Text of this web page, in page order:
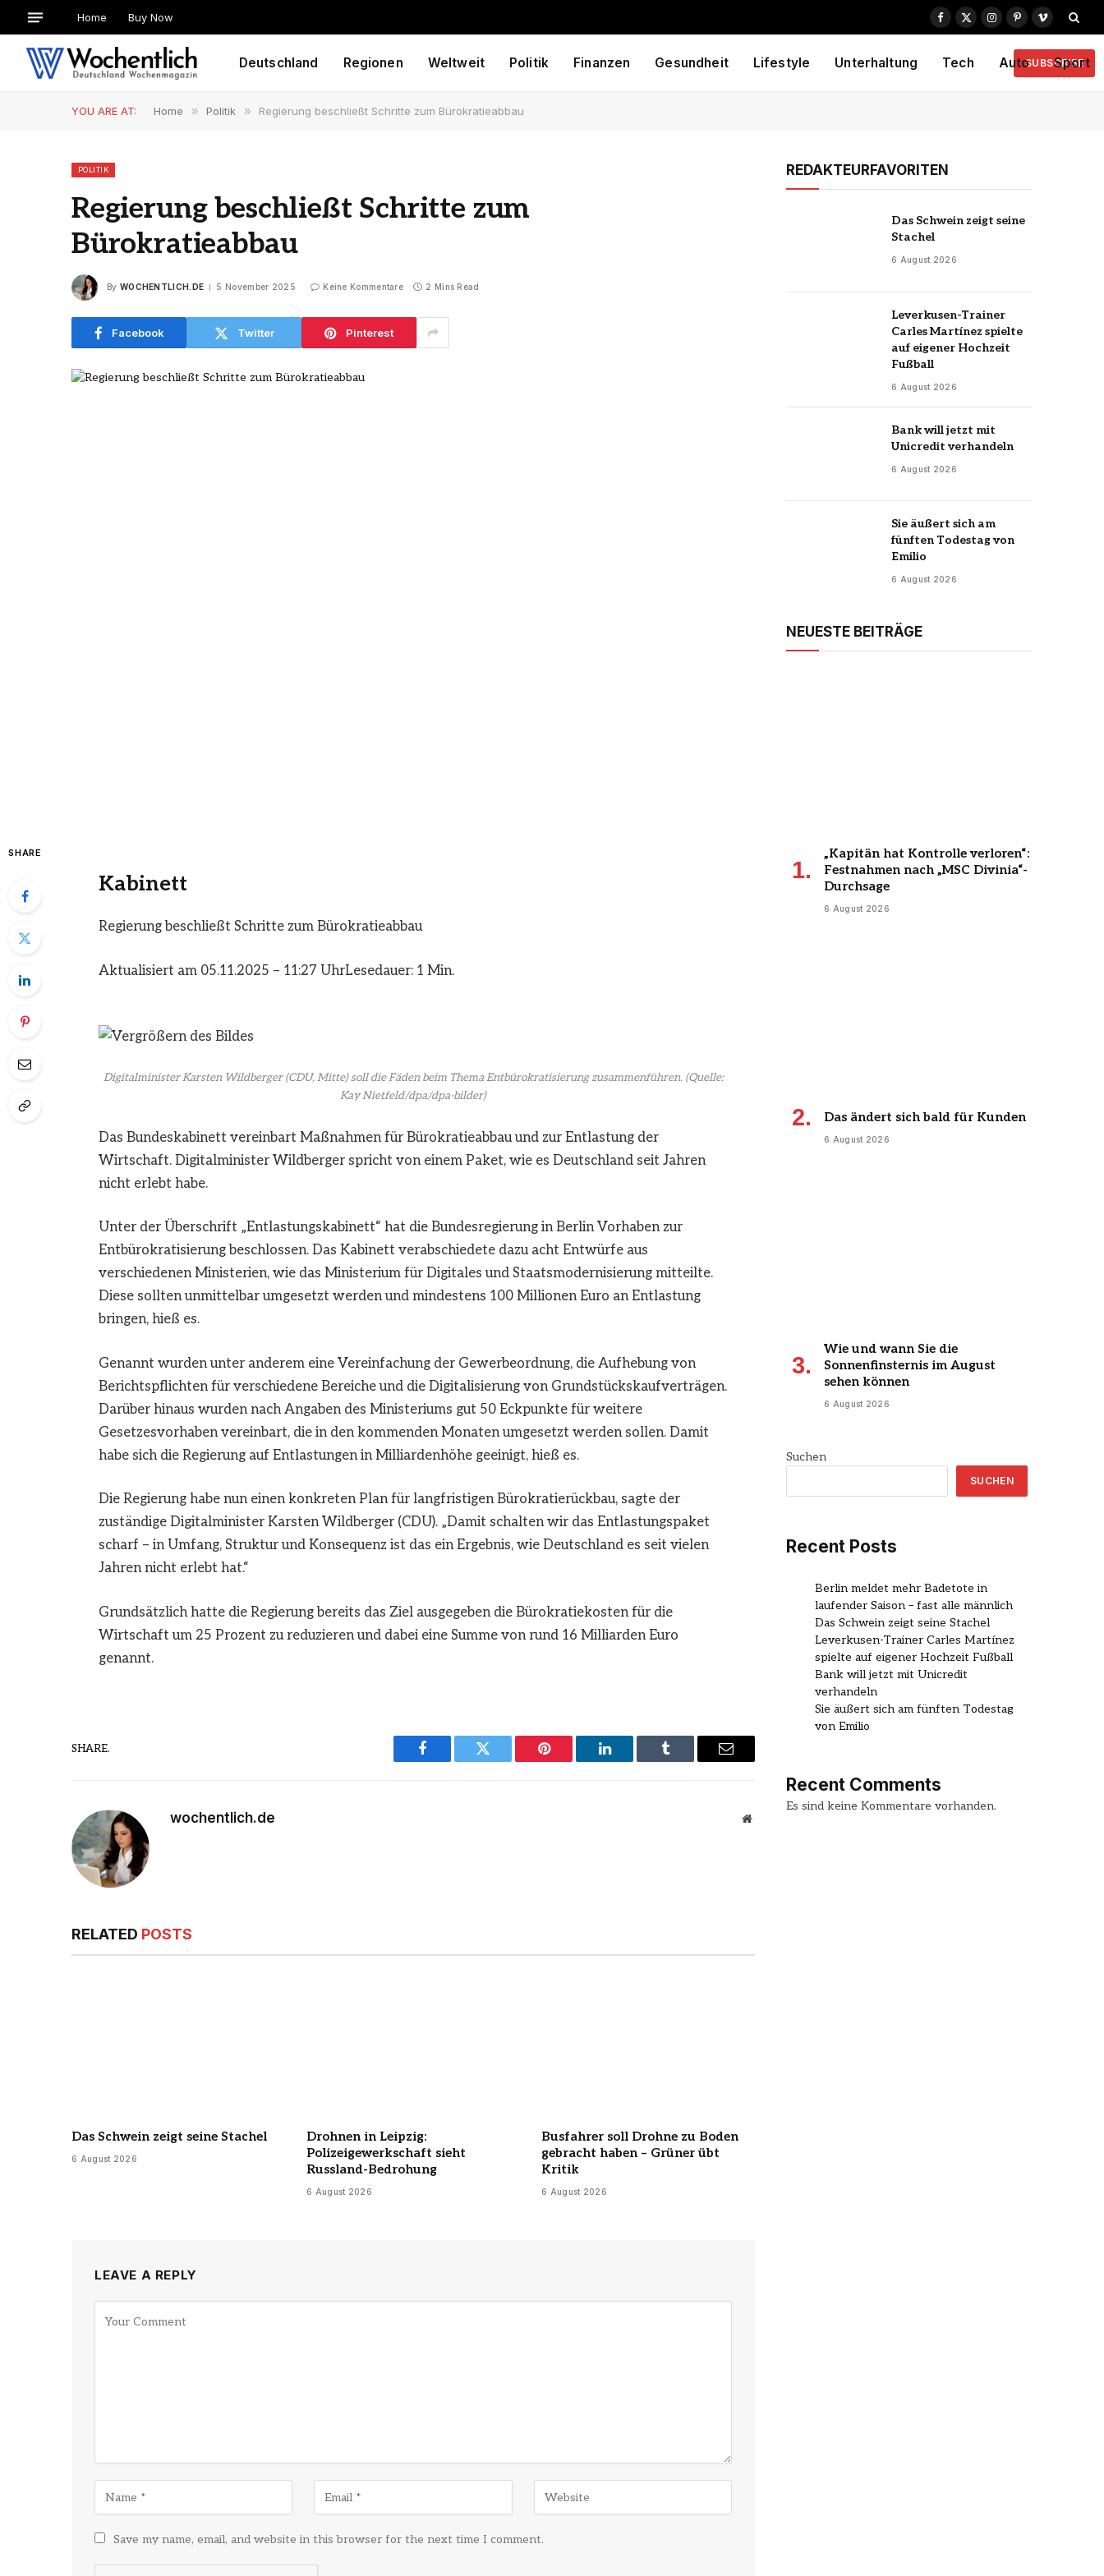
Home Buy Now
Facebook
X
Instagram
PinterestVimeo
Deutschland Regionen Weltweit Politik Finanzen Gesundheit Lifestyle Unterhaltung Tech Auto Sport
SUBSCRIBE
YOU ARE AT: Home » Politik » Regierung beschließt Schritte zum Bürokratieabbau
POLITIK
Regierung beschließt Schritte zum
Bürokratieabbau
By WOCHENTLICH.DE 5 November 2025 Keine Kommentare 2 Mins Read
Facebook Twitter Pinterest
SHARE
Kabinett
Regierung beschließt Schritte zum Bürokratieabbau
Aktualisiert am 05.11.2025 – 11:27 UhrLesedauer: 1 Min.
Digitalminister Karsten Wildberger (CDU, Mitte) soll die Fäden beim Thema Entbürokratisierung zusammenführen.(Quelle:
Kay Nietfeld/dpa/dpa-bilder)
Das Bundeskabinett vereinbart Maßnahmen für Bürokratieabbau und zur Entlastung der
Wirtschaft. Digitalminister Wildberger spricht von einem Paket, wie es Deutschland seit Jahren
nicht erlebt habe.
Unter der Überschrift „Entlastungskabinett“ hat die Bundesregierung in Berlin Vorhaben zur
Entbürokratisierung beschlossen. Das Kabinett verabschiedete dazu acht Entwürfe aus
verschiedenen Ministerien, wie das Ministerium für Digitales und Staatsmodernisierung mitteilte.
Diese sollten unmittelbar umgesetzt werden und mindestens 100 Millionen Euro an Entlastung
bringen, hieß es.
Genannt wurden unter anderem eine Vereinfachung der Gewerbeordnung, die Aufhebung von
Berichtspflichten für verschiedene Bereiche und die Digitalisierung von Grundstückskaufverträgen.
Darüber hinaus wurden nach Angaben des Ministeriums gut 50 Eckpunkte für weitere
Gesetzesvorhaben vereinbart, die in den kommenden Monaten umgesetzt werden sollen. Damit
habe sich die Regierung auf Entlastungen in Milliardenhöhe geeinigt, hieß es.
Die Regierung habe nun einen konkreten Plan für langfristigen Bürokratierückbau, sagte der
zuständige Digitalminister Karsten Wildberger (CDU). „Damit schalten wir das Entlastungspaket
scharf – in Umfang, Struktur und Konsequenz ist das ein Ergebnis, wie Deutschland es seit vielen
Jahren nicht erlebt hat.“
Grundsätzlich hatte die Regierung bereits das Ziel ausgegeben die Bürokratiekosten für die
Wirtschaft um 25 Prozent zu reduzieren und dabei eine Summe von rund 16 Milliarden Euro
genannt.
SHARE.
Facebook Twitter Pinterest LinkedIn Tumblr Email
wochentlich.de Website
RELATED POSTS
Das Schwein zeigt seine Stachel
6 August 2026
Drohnen in Leipzig:
Polizeigewerkschaft sieht
Russland-Bedrohung
6 August 2026
Busfahrer soll Drohne zu Boden
gebracht haben – Grüner übt
Kritik
6 August 2026
LEAVE A REPLY
Save my name, email, and website in this browser for the next time I comment.
REDAKTEURFAVORITEN
Das Schwein zeigt seine
Stachel
6 August 2026
Leverkusen-Trainer
Carles Martínez spielte
auf eigener Hochzeit
Fußball
6 August 2026
Bank will jetzt mit
Unicredit verhandeln
6 August 2026
Sie äußert sich am
fünften Todestag von
Emilio
6 August 2026
NEUESTE BEITRÄGE
„Kapitän hat Kontrolle verloren“:
Festnahmen nach „MSC Divinia“-
Durchsage
6 August 2026
Das ändert sich bald für Kunden
6 August 2026
Wie und wann Sie die
Sonnenfinsternis im August
sehen können
6 August 2026
Suchen
SUCHEN
Recent Posts
Berlin meldet mehr Badetote in
laufender Saison – fast alle männlich
Das Schwein zeigt seine Stachel
Leverkusen-Trainer Carles Martínez
spielte auf eigener Hochzeit Fußball
Bank will jetzt mit Unicredit
verhandeln
Sie äußert sich am fünften Todestag
von Emilio
Recent Comments
Es sind keine Kommentare vorhanden.